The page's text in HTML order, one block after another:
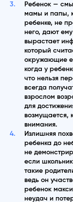
Ребенок —
мамы и папы,
ребенке, не
него, дают
вырастает
который
окружающие
когда у
что нельзя
всегда
взрослом
для
возмущается,
внимания.
Излишняя
ребенка до
не
если
такие
ведь он
ребенок
неудач и